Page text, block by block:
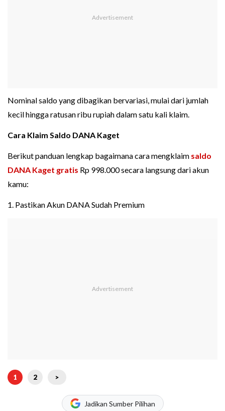
Nominal saldo yang dibagikan bervariasi, mulai dari jumlah
kecil hingga ratusan ribu rupiah dalam satu kali klaim.
Cara Klaim Saldo DANA Kaget
Berikut panduan lengkap bagaimana cara mengklaim saldo
DANA Kaget gratis Rp 998.000 secara langsung dari akun
kamu:
1. Pastikan Akun DANA Sudah Premium
1 2 >
Jadikan Sumber Pilihan